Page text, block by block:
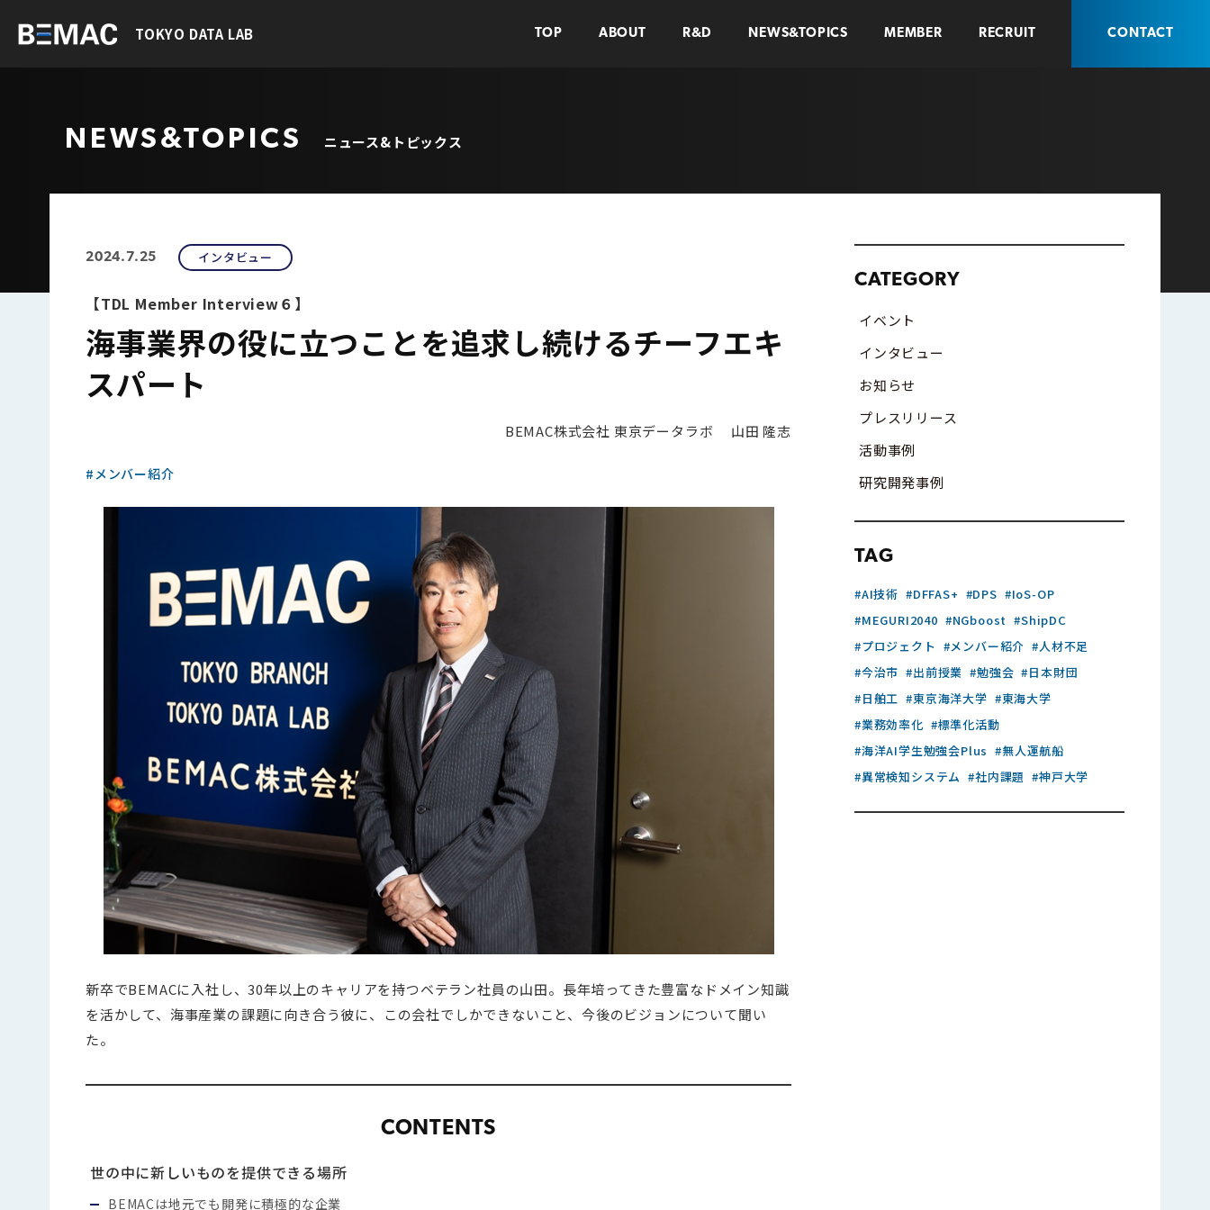
TOKYO DATA LAB TOP ABOUT R&D NEWS&TOPICS MEMBER RECRUIT CONTACT
NEWS&TOPICS ニュース&トピックス
2024.7.25 インタビュー
【TDL Member Interview６】
海事業界の役に立つことを追求し続けるチーフエキ
スパート
BEMAC株式会社 東京データラボ 山田 隆志
メンバー紹介
新卒でBEMACに入社し、30年以上のキャリアを持つベテラン社員の山田。長年培ってきた豊富なドメイン知識
を活かして、海事産業の課題に向き合う彼に、この会社でしかできないこと、今後のビジョンについて聞い
た。
CONTENTS
世の中に新しいものを提供できる場所
BEMACは地元でも開発に積極的な企業
CATEGORY
イベント
インタビュー
お知らせ
プレスリリース
活動事例
研究開発事例
TAG
AI技術 DFFAS+ DPS
IoS-OP
MEGURI2040
NGboost
ShipDC
プロジェクト
メンバー紹介
人材不足
今治市
出前授業 勉強会
日本財団
日舶工
東京海洋大学
東海大学
業務効率化
標準化活動
海洋AI学生勉強会Plus
無人運航船
異常検知システム
社内課題 神戸大学